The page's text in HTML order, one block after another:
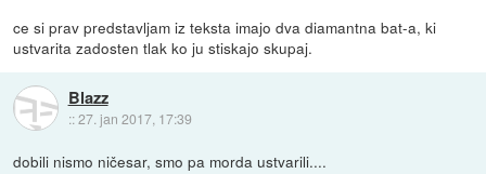
ce si prav predstavljam iz teksta imajo dva diamantna bat-a, ki
ustvarita zadosten tlak ko ju stiskajo skupaj.
Blazz
::27. jan 2017, 17:39
dobili nismo ničesar, smo pa morda ustvarili....